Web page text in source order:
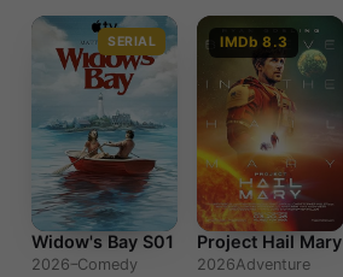
SERIAL
Widow's Bay S01
2026–Comedy
IMDb 8.3
Project Hail Mary
2026Adventure